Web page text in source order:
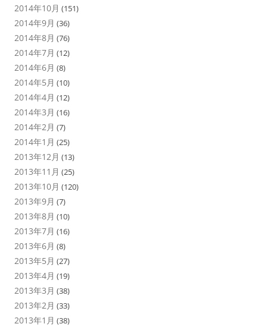
2014年10月 (151)
2014年9月 (36)
2014年8月 (76)
2014年7月 (12)
2014年6月 (8)
2014年5月 (10)
2014年4月 (12)
2014年3月 (16)
2014年2月 (7)
2014年1月 (25)
2013年12月 (13)
2013年11月 (25)
2013年10月 (120)
2013年9月 (7)
2013年8月 (10)
2013年7月 (16)
2013年6月 (8)
2013年5月 (27)
2013年4月 (19)
2013年3月 (38)
2013年2月 (33)
2013年1月 (38)